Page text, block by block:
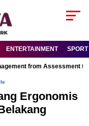
ENTERTAINMENT SPORT
from Assessment
Ergonomis